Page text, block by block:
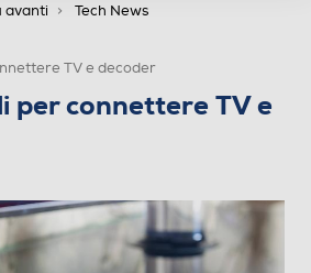
avanti
Tech News
TV e decoder
per connettere TV e